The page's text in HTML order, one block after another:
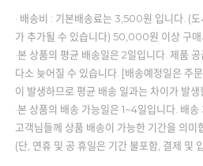
· 배송비 : 기본배송료는 3,500원 입니다. (
가 추가될 수 있습니다) 50,000원 이상 구매
·본 상품의 평균 배송일은 2일입니다. 제품
다소 늦어질 수 있습니다. [배송예정일은 주
이 발생하므로 평균 배송 일과는 차이가 발
·본 상품의 배송 가능일은 1~4일입니다. 배
고객님들께 상품 배송이 가능한 기간을 의미
(단, 연휴 및 공 휴일은 기간 불포함, 결제 및